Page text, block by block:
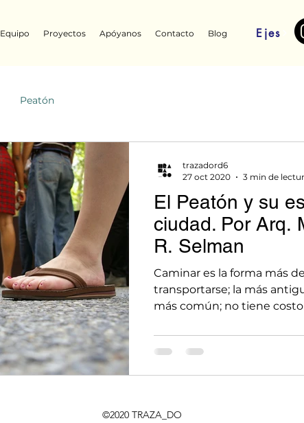
Equipo Proyectos Apóyanos Contacto Blog Ejes
Peatón
El Peatón y su
ciudad. Por Arq.
R. Selman
Caminar es la forma más
transportarse; la más
más común; no tiene
trazadord6
27 oct 2020
3 min de
©2020 TRAZA_DO